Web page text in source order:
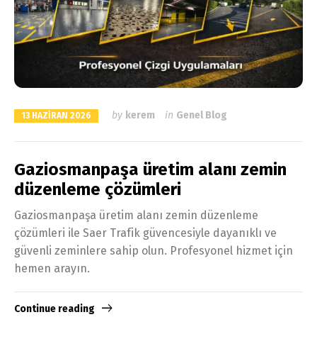
13 HAZIRAN 2026 by kerem in Genel Blog
Gaziosmanpaşa üretim alanı zemin
düzenleme çözümleri
Gaziosmanpaşa üretim alanı zemin düzenleme
çözümleri ile Saer Trafik güvencesiyle dayanıklı ve
güvenli zeminlere sahip olun. Profesyonel hizmet için
hemen arayın.
Continue reading